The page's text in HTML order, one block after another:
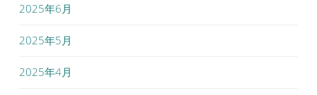
2025年6月
2025年5月
2025年4月